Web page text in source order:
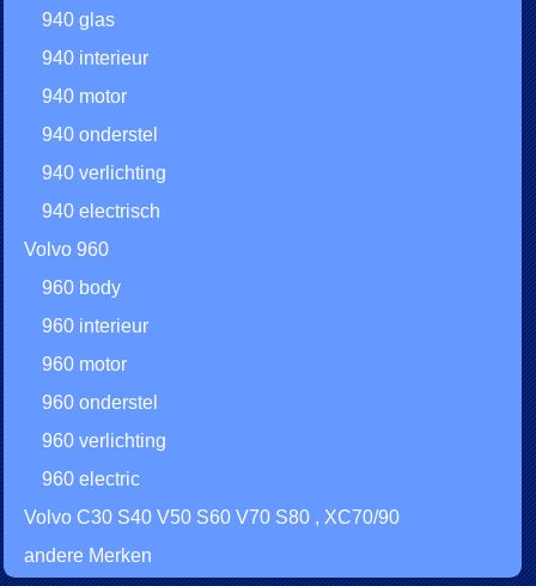
940 glas
940 interieur
940 motor
940 onderstel
940 verlichting
940 electrisch
Volvo 960
960 body
960 interieur
960 motor
960 onderstel
960 verlichting
960 electric
Volvo C30 S40 V50 S60 V70 S80 , XC70/90
andere Merken